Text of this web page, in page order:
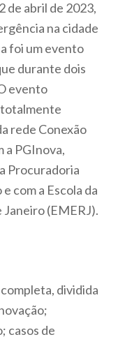
de abril de 2023,
na cidade
foi um evento
durante dois
evento
rede Conexão
a PGInova,
Procuradoria
com a Escola da
(EMERJ).
dividida
casos de